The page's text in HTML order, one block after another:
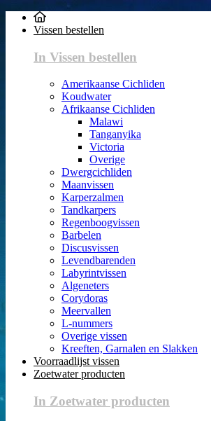
Vissen bestellen
In Vissen bestellen
Amerikaanse Cichliden
Koudwater
Afrikaanse Cichliden
Malawi
Tanganyika
Victoria
Overige
Dwergcichliden
Maanvissen
Karperzalmen
Tandkarpers
Regenboogvissen
Barbelen
Discusvissen
Levendbarenden
Labyrintvissen
Algeneters
Corydoras
Meervallen
L-nummers
Overige vissen
Kreeften, Garnalen en Slakken
Voorraadlijst vissen
Zoetwater producten
In Zoetwater producten